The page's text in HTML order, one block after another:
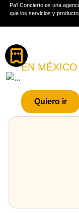
Pa'l Concierto es una
que los servicios y
Boletos
FOBIA
EN MÉXICO
Quiero ir